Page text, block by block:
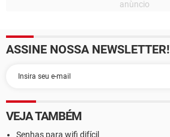
ASSINE NOSSA NEWSLETTER!
VEJA TAMBÉM
Senhas para wifi difícil